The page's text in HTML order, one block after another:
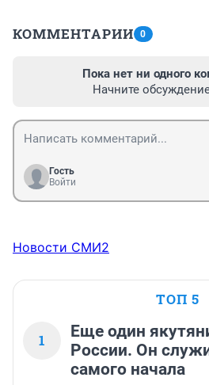
КОММЕНТАРИИ 0
Пока нет ни одного
Начните
Гость
Войти
Новости СМИ2
ТОП 5
1
Еще один
России. Он
самого начала